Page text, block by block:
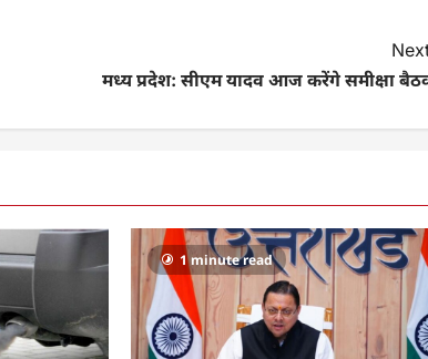
मध्य प्रदेश: सीएम यादव आज करेंगे समीक्षा
1 minute read